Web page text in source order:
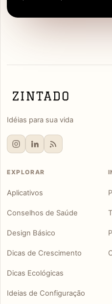
Idéias para sua vida
EXPLORAR
Aplicativos
Conselhos de Saúde
Design Básico
Dicas de Crescimento
Dicas Ecológicas
Ideias de Configuração